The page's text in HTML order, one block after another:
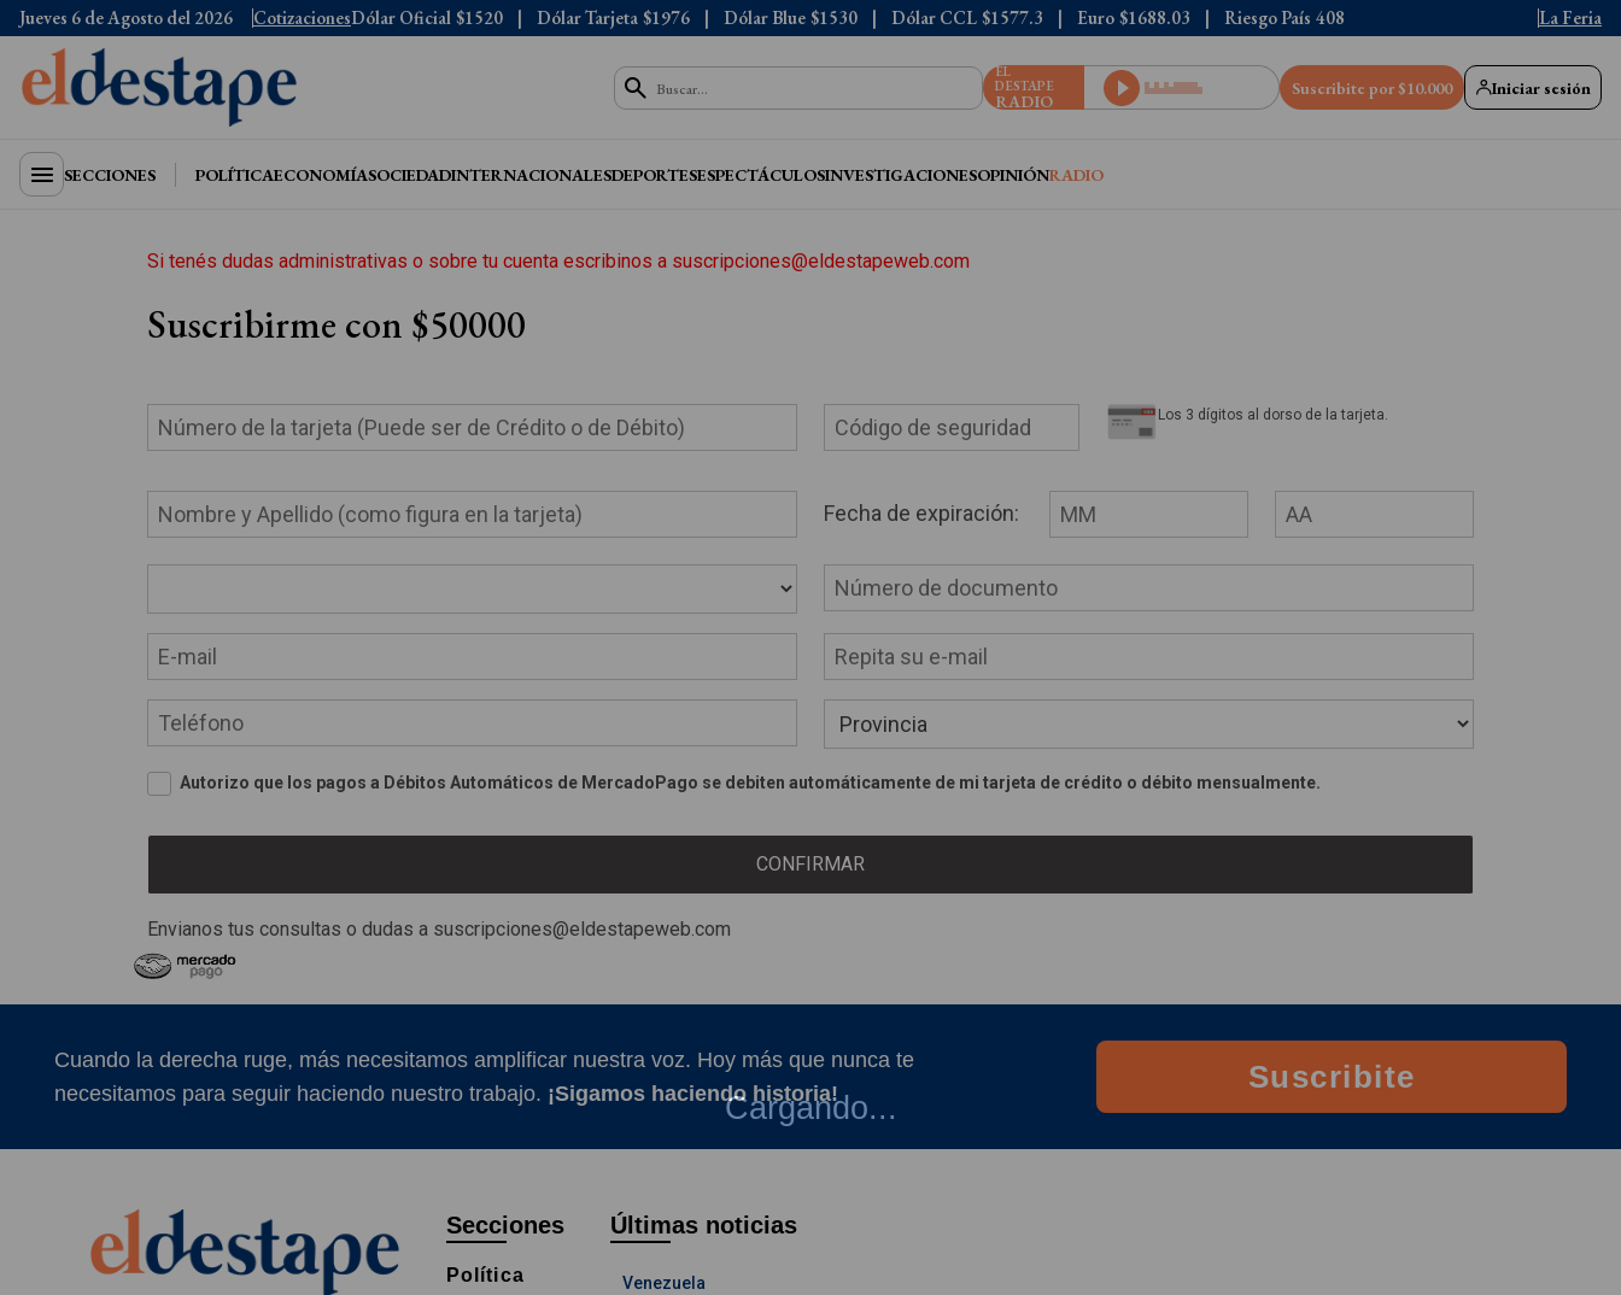
Jueves 6 de Agosto del 2026 CotizacionesDólar Oficial $1520 Dólar Tarjeta $1976 Dólar Blue $1530 Dólar CCL $1577.3 Euro $1688.03 Riesgo País 408 La Feria
EL
DESTAPE
RADIO
Suscribite por $10.000 Iniciar sesión
SECCIONES POLÍTICAECONOMÍASOCIEDADINTERNACIONALESDEPORTESESPECTÁCULOSINVESTIGACIONESOPINIÓNRADIO
Cargando...
Si tenés dudas administrativas o sobre tu cuenta escribinos a suscripciones@eldestapeweb.com
Suscribirme con $50000
Los 3 dígitos al dorso de la tarjeta.
Fecha de expiración:
Autorizo que los pagos a Débitos Automáticos de MercadoPago se debiten automáticamente de mi tarjeta de crédito o débito mensualmente.
CONFIRMAR
Envianos tus consultas o dudas a suscripciones@eldestapeweb.com
Cuando la derecha ruge, más necesitamos amplificar nuestra voz. Hoy más que nunca te
necesitamos para seguir haciendo nuestro trabajo. ¡Sigamos haciendo historia! Suscribite
Secciones
Política
Últimas noticias
Venezuela